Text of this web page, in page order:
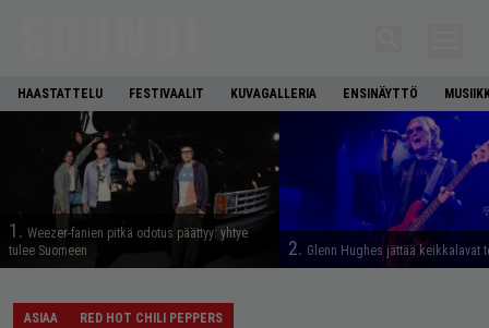
HAASTATTELU FESTIVAALIT KUVAGALLERIA ENSINÄYTTÖ
1. Weezer-fanien pitkä odotus päättyy: yhtye
tulee Suomeen
2. Glenn Hughes jättää keikkalavat
ASIAA RED HOT CHILI PEPPERS